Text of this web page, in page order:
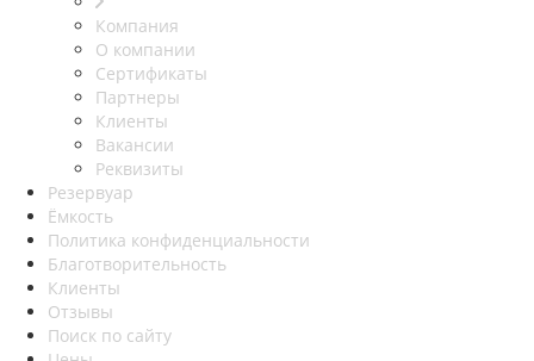
Компания
О компании
Сертификаты
Партнеры
Клиенты
Вакансии
Реквизиты
Резервуар
Ёмкость
Политика конфиденциальности
Благотворительность
Клиенты
Отзывы
Поиск по сайту